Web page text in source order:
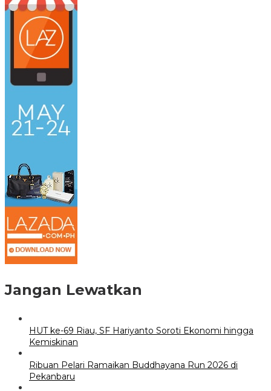
Jangan Lewatkan
HUT ke-69 Riau, SF Hariyanto Soroti Ekonomi hingga
Kemiskinan
Ribuan Pelari Ramaikan Buddhayana Run 2026 di
Pekanbaru